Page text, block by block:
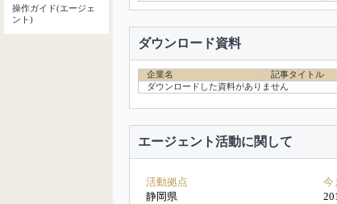
操作ガイド(エージェ
ント)
ダウンロード資料
企業名 記事タイトル
ダウンロードした資料がありません
エージェント活動に関して
活動拠点
静岡県
今